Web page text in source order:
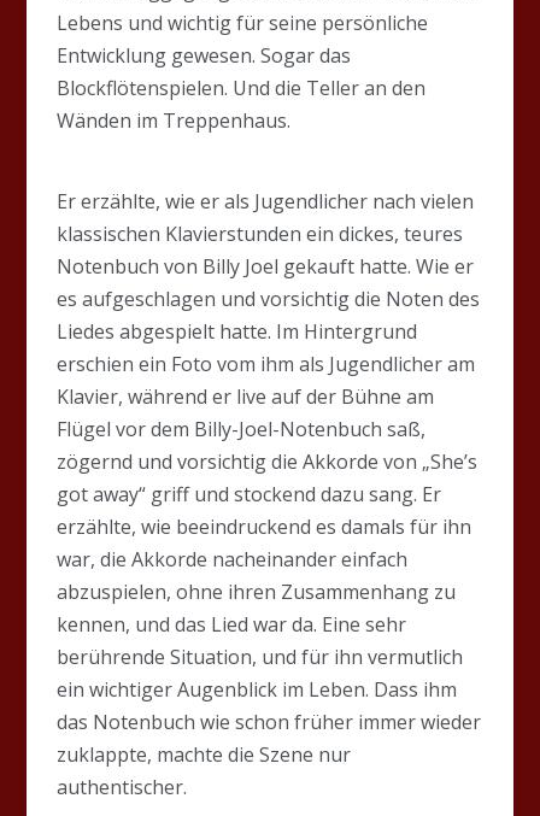
Lebens und wichtig für seine persönliche
Entwicklung gewesen. Sogar das
Blockflötenspielen. Und die Teller an den
Wänden im Treppenhaus.
Er erzählte, wie er als Jugendlicher nach vielen
klassischen Klavierstunden ein dickes, teures
Notenbuch von Billy Joel gekauft hatte. Wie er
es aufgeschlagen und vorsichtig die Noten des
Liedes abgespielt hatte. Im Hintergrund
erschien ein Foto vom ihm als Jugendlicher am
Klavier, während er live auf der Bühne am
Flügel vor dem Billy-Joel-Notenbuch saß,
zögernd und vorsichtig die Akkorde von „She’s
got away“ griff und stockend dazu sang. Er
erzählte, wie beeindruckend es damals für ihn
war, die Akkorde nacheinander einfach
abzuspielen, ohne ihren Zusammenhang zu
kennen, und das Lied war da. Eine sehr
berührende Situation, und für ihn vermutlich
ein wichtiger Augenblick im Leben. Dass ihm
das Notenbuch wie schon früher immer wieder
zuklappte, machte die Szene nur
authentischer.